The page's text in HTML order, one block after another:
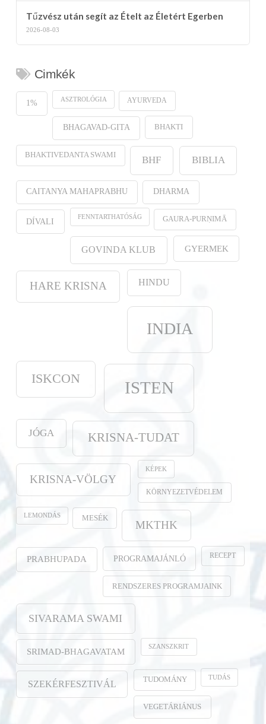
Tűzvész után segít az Ételt az Életért Egerben
2026-08-03
Cimkék
1% ASZTROLÓGIA AYURVEDA
BHAGAVAD-GITA BHAKTI
BHAKTIVEDANTA SWAMI BHF BIBLIA
CAITANYA MAHAPRABHU DHARMA
DÍVALI FENNTARTHATÓSÁG GAURA-PURṆIMĀ
GOVINDA KLUB GYERMEK
HARE KRISNA HINDU
INDIA
ISKCON ISTEN
JÓGA KRISNA-TUDAT
KRISNA-VÖLGY
KÉPEK
KÖRNYEZETVÉDELEM
LEMONDÁS MESÉK
MKTHK
PRABHUPADA PROGRAMAJÁNLÓ RECEPT
RENDSZERES PROGRAMJAINK
SIVARAMA SWAMI
SRIMAD-BHAGAVATAM SZANSZKRIT
SZEKÉRFESZTIVÁL TUDOMÁNY TUDÁS
VEGETÁRIÁNUS